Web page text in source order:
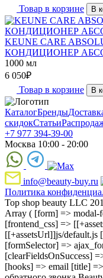
Товар в корзине
В
KEUNE CARE
КОНДИЦИОНЕР
1000 мл
6 050₽
Товар в корзине
В
КаталогБренды
скидокСтатьи
+7 977 394-39-00
Москва 10:00 - 20:00
info@beauty-buy.ru
Политика
Top shop beauty LLC
Array ( [form] => modal-
[frontend_css] =>
[[+assetsUrl]]js/
[formSelector] =>
[clearFieldsOnSuccess]
[hooks] => email [title]